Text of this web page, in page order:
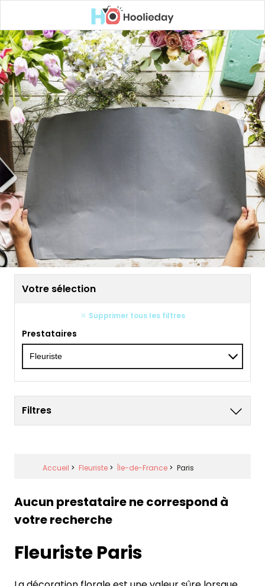
Votre sélection
Supprimer tous les filtres
Prestataires
Filtres
Accueil > Fleuriste > Île-de-France > Paris
Aucun prestataire ne correspond à
votre recherche
Fleuriste Paris